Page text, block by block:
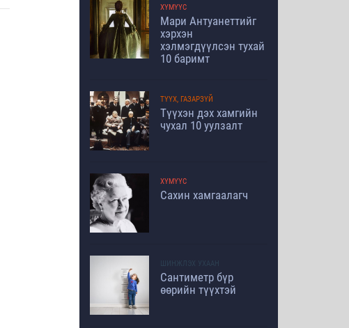
ХҮМҮҮС
Мари Антуанеттийг
хэрхэн
хэлмэгдүүлсэн тухай
10 баримт
ТҮҮХ, ГАЗАРЗҮЙ
Түүхэн дэх хамгийн
чухал 10 уулзалт
ХҮМҮҮС
Сахин хамгаалагч
ШИНЖЛЭХ УХААН
Сантиметр бүр
өөрийн түүхтэй